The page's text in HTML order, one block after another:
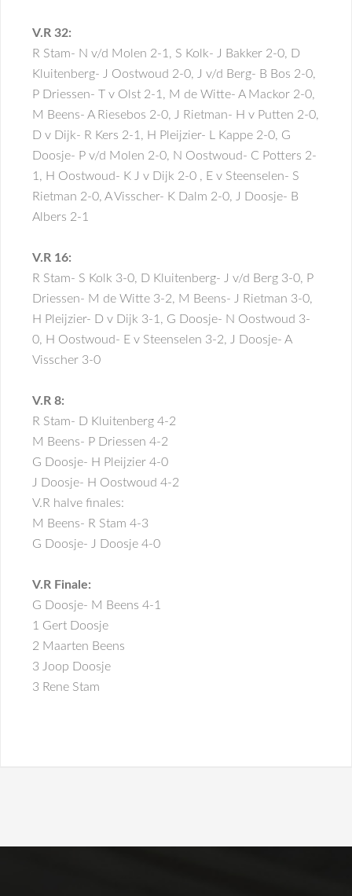
V.R 32:
R Stam- N v/d Molen 2-1, S Kolk- J Bakker 2-0, D
Kluitenberg- J Oostwoud 2-0, J v/d Berg- B Bos 2-0,
P Driessen- T v Olst 2-1, M de Witte- A Mackor 2-0,
M Beens- A Riesebos 2-0, J Rietman- H v Putten 2-0,
D v Dijk- R Kers 2-1, H Pleijzier- L Kappe 2-0, G
Doosje- P v/d Molen 2-0, N Oostwoud- C Potters 2-
1, H Oostwoud- K J v Dijk 2-0 , E v Steenselen- S
Rietman 2-0, A Visscher- K Dalm 2-0, J Doosje- B
Albers 2-1
V.R 16:
R Stam- S Kolk 3-0, D Kluitenberg- J v/d Berg 3-0, P
Driessen- M de Witte 3-2, M Beens- J Rietman 3-0,
H Pleijzier- D v Dijk 3-1, G Doosje- N Oostwoud 3-
0, H Oostwoud- E v Steenselen 3-2, J Doosje- A
Visscher 3-0
V.R 8:
R Stam- D Kluitenberg 4-2
M Beens- P Driessen 4-2
G Doosje- H Pleijzier 4-0
J Doosje- H Oostwoud 4-2
V.R halve finales:
M Beens- R Stam 4-3
G Doosje- J Doosje 4-0
V.R Finale:
G Doosje- M Beens 4-1
1 Gert Doosje
2 Maarten Beens
3 Joop Doosje
3 Rene Stam